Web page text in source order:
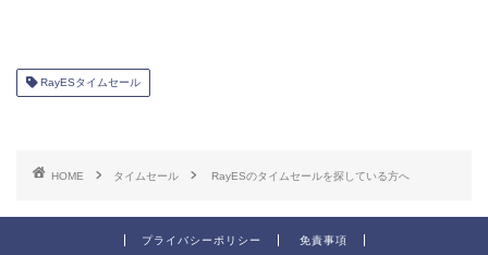
RayESタイムセール
HOME タイムセール RayESのタイムセールを探している方へ
プライバシーポリシー 免責事項